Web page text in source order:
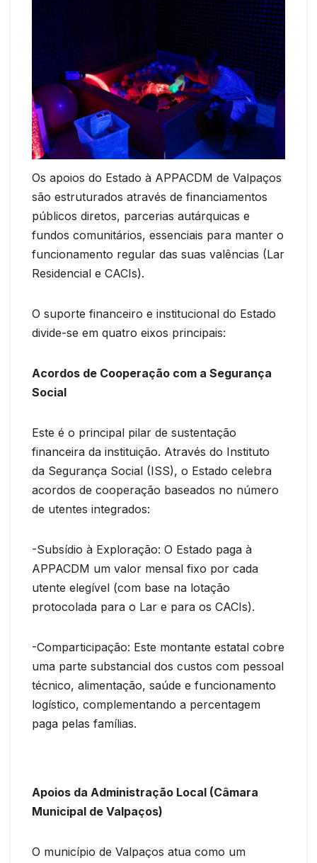
Os apoios do Estado à APPACDM de Valpaços
são estruturados através de financiamentos
públicos diretos, parcerias autárquicas e
fundos comunitários, essenciais para manter o
funcionamento regular das suas valências (Lar
Residencial e CACIs).
O suporte financeiro e institucional do Estado
divide-se em quatro eixos principais:
Acordos de Cooperação com a Segurança
Social
Este é o principal pilar de sustentação
financeira da instituição. Através do Instituto
da Segurança Social (ISS), o Estado celebra
acordos de cooperação baseados no número
de utentes integrados:
-Subsídio à Exploração: O Estado paga à
APPACDM um valor mensal fixo por cada
utente elegível (com base na lotação
protocolada para o Lar e para os CACIs).
-Comparticipação: Este montante estatal cobre
uma parte substancial dos custos com pessoal
técnico, alimentação, saúde e funcionamento
logístico, complementando a percentagem
paga pelas famílias.
Apoios da Administração Local (Câmara
Municipal de Valpaços)
O município de Valpaços atua como um